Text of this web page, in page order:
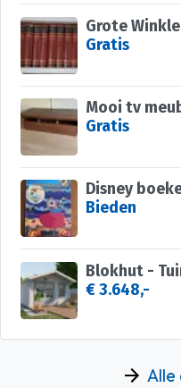
Gratis
Gratis
Bieden
€ 3.648,-
Alle